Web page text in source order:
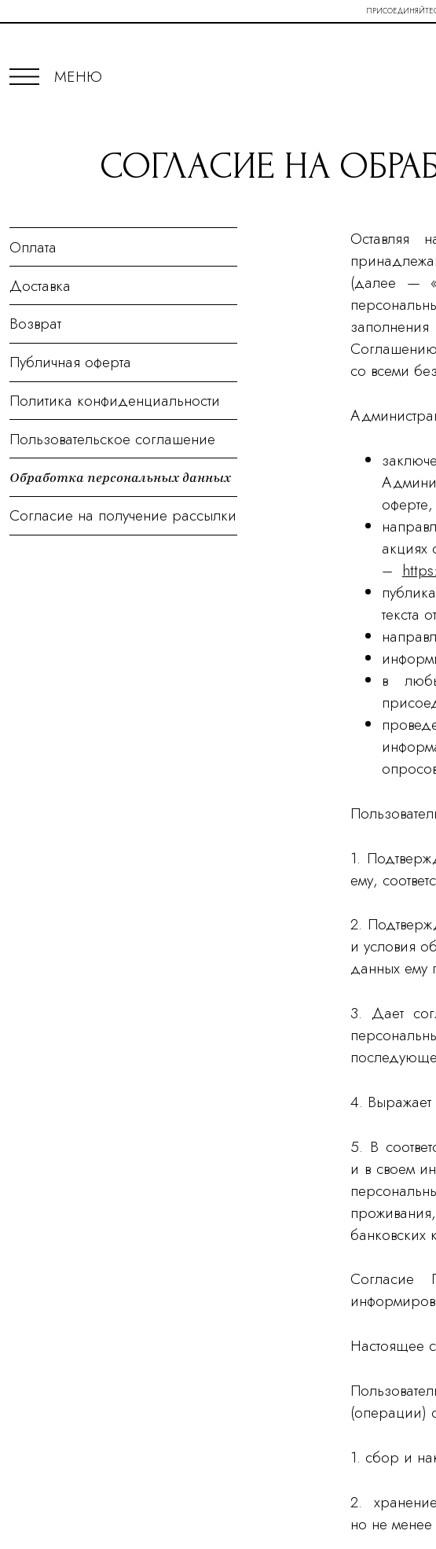
МЕНЮ
СОГЛАСИЕ НА
Оплата
Доставка
Возврат
Публичная оферта
Политика конфиденциальности
Пользовательское соглашение
Обработка персональных данных
Согласие на получение рассылки
Оставляя
(далее —
со всеми
акциях
–
текста
в
1.
ему,
2.
и условия
данных ему
3. Дает
4. Выражает
5. В
и в своем
банковских
Согласие
Настоящее
(операции)
1. сбор и
2.
но не менее